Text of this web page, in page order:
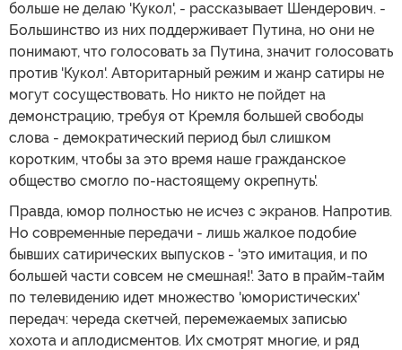
больше не делаю 'Кукол', - рассказывает Шендерович. -
Большинство из них поддерживает Путина, но они не
понимают, что голосовать за Путина, значит голосовать
против 'Кукол'. Авторитарный режим и жанр сатиры не
могут сосуществовать. Но никто не пойдет на
демонстрацию, требуя от Кремля большей свободы
слова - демократический период был слишком
коротким, чтобы за это время наше гражданское
общество смогло по-настоящему окрепнуть'.
Правда, юмор полностью не исчез с экранов. Напротив.
Но современные передачи - лишь жалкое подобие
бывших сатирических выпусков - 'это имитация, и по
большей части совсем не смешная!'. Зато в прайм-тайм
по телевидению идет множество 'юмористических'
передач: череда скетчей, перемежаемых записью
хохота и аплодисментов. Их смотрят многие, и ряд